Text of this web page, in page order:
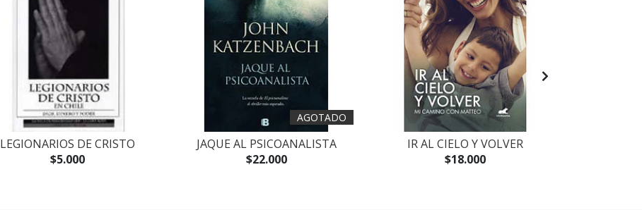
LEGIONARIOS DE CRISTO
$5.000
AGOTADO
JAQUE AL PSICOANALISTA
$22.000
IR AL CIELO Y VOLVER
$18.000